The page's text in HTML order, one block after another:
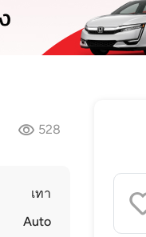
528
เทา
Auto